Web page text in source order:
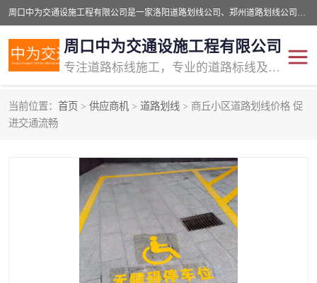
周口中为交通设施工程有限公司是一家洛阳道路划线公司、郑州道路划线公司、平顶山道路车位划线公司、开封车位划线公司、许昌道路车位划线公司、漯河道路车位划线公司，公司始终坚持“诚信、匠心、专注”的宗旨；我们的经营理念是：的服务。
周口中为交通设施工程有限公司
专注道路标线施工，专业的道路标线及交通设施施工服务商!
当前位置： 首页 > 供应商机 > 道路划线 > 商丘小区道路划线价格 促
进交通流畅
交通道路标线
道路标线划线 马路标线
道路划线